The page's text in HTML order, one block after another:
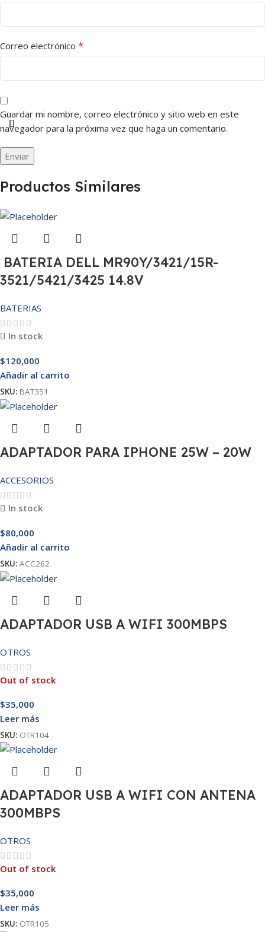
Correo electrónico *
Guardar mi nombre, correo electrónico y sitio web en este
navegador para la próxima vez que haga un comentario.
Productos Similares
BATERIA DELL MR90Y/3421/15R-
3521/5421/3425 14.8V
BATERIAS
In stock
$120,000
Añadir al carrito
SKU: BAT351
ADAPTADOR PARA IPHONE 25W – 20W
ACCESORIOS
In stock
$80,000
Añadir al carrito
SKU: ACC262
ADAPTADOR USB A WIFI 300MBPS
OTROS
Out of stock
$35,000
Leer más
SKU: OTR104
ADAPTADOR USB A WIFI CON ANTENA
300MBPS
OTROS
Out of stock
$35,000
Leer más
SKU: OTR105